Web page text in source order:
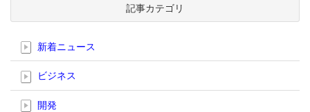
記事カテゴリ
新着ニュース
ビジネス
開発